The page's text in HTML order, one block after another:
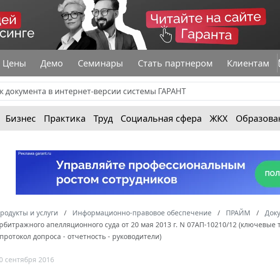
Цены Демо Семинары Стать партнером Клиентам
Бизнес Практика Труд Социальная сфера ЖКХ
и услуги Информационно-правовое обеспечение ПРАЙМ
апелляционного суда от 20 мая 2013 г. N 07АП-10210/12
допроса - отчетность - руководители)
сентября 2016